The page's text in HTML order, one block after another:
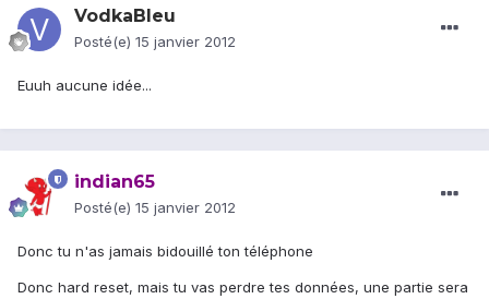
VodkaBleu
Posté(e) 15 janvier 2012
Euuh aucune idée...
indian65
Posté(e) 15 janvier 2012
Donc tu n'as jamais bidouillé ton téléphone
Donc hard reset, mais tu vas perdre tes données, une partie sera